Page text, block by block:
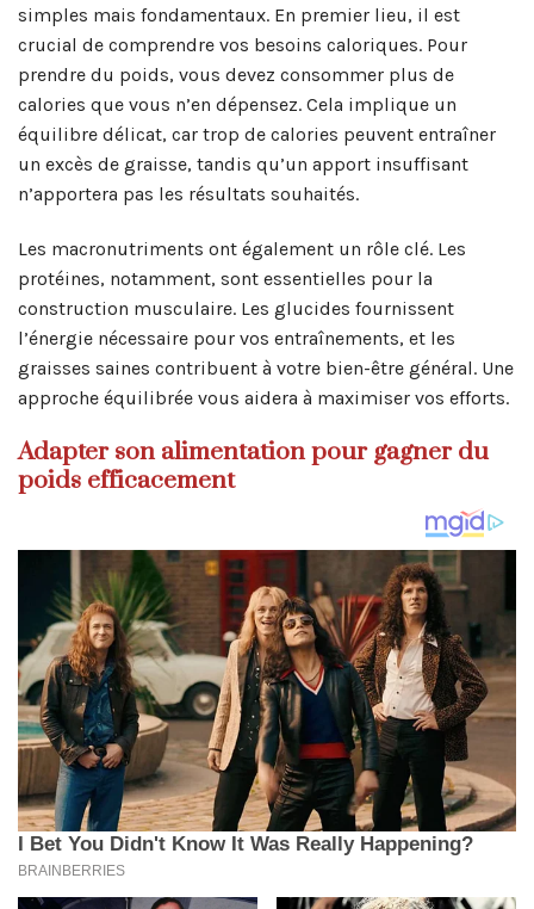
simples mais fondamentaux. En premier lieu, il est
crucial de comprendre vos besoins caloriques. Pour
prendre du poids, vous devez consommer plus de
calories que vous n’en dépensez. Cela implique un
équilibre délicat, car trop de calories peuvent entraîner
un excès de graisse, tandis qu’un apport insuffisant
n’apportera pas les résultats souhaités.
Les macronutriments ont également un rôle clé. Les
protéines, notamment, sont essentielles pour la
construction musculaire. Les glucides fournissent
l’énergie nécessaire pour vos entraînements, et les
graisses saines contribuent à votre bien-être général. Une
approche équilibrée vous aidera à maximiser vos efforts.
Adapter son alimentation pour gagner du
poids efficacement